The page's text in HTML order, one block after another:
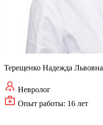
Терещенко Надежда Львовна
Невролог
Опыт работы: 16 лет